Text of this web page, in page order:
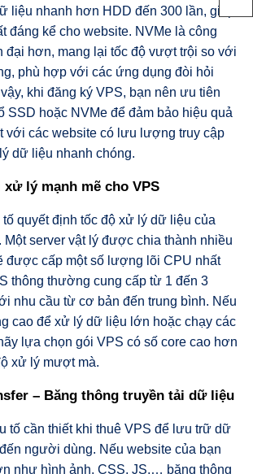
liệu nhanh hơn HDD đến 300 lần, giúp
đáng kể cho website. NVMe là công
đại hơn, mang lại tốc độ vượt trội so với
phù hợp với các ứng dụng đòi hỏi
khi đăng ký VPS, bạn nên ưu tiên
SSD hoặc NVMe để đảm bảo hiệu quả
với các website có lưu lượng truy cập
dữ liệu nhanh chóng.
xử lý mạnh mẽ cho VPS
quyết định tốc độ xử lý dữ liệu của
Một server vật lý được chia thành nhiều
được cấp một số lượng lõi CPU nhất
thông thường cung cấp từ 1 đến 3
nhu cầu từ cơ bản đến trung bình. Nếu
cao để xử lý dữ liệu lớn hoặc chạy các
lựa chọn gói VPS có số core cao hơn
xử lý mượt mà.
– Băng thông truyền tải dữ liệu
tố cần thiết khi thuê VPS để lưu trữ dữ
người dùng. Nếu website của bạn
như hình ảnh, CSS, JS,… băng thông